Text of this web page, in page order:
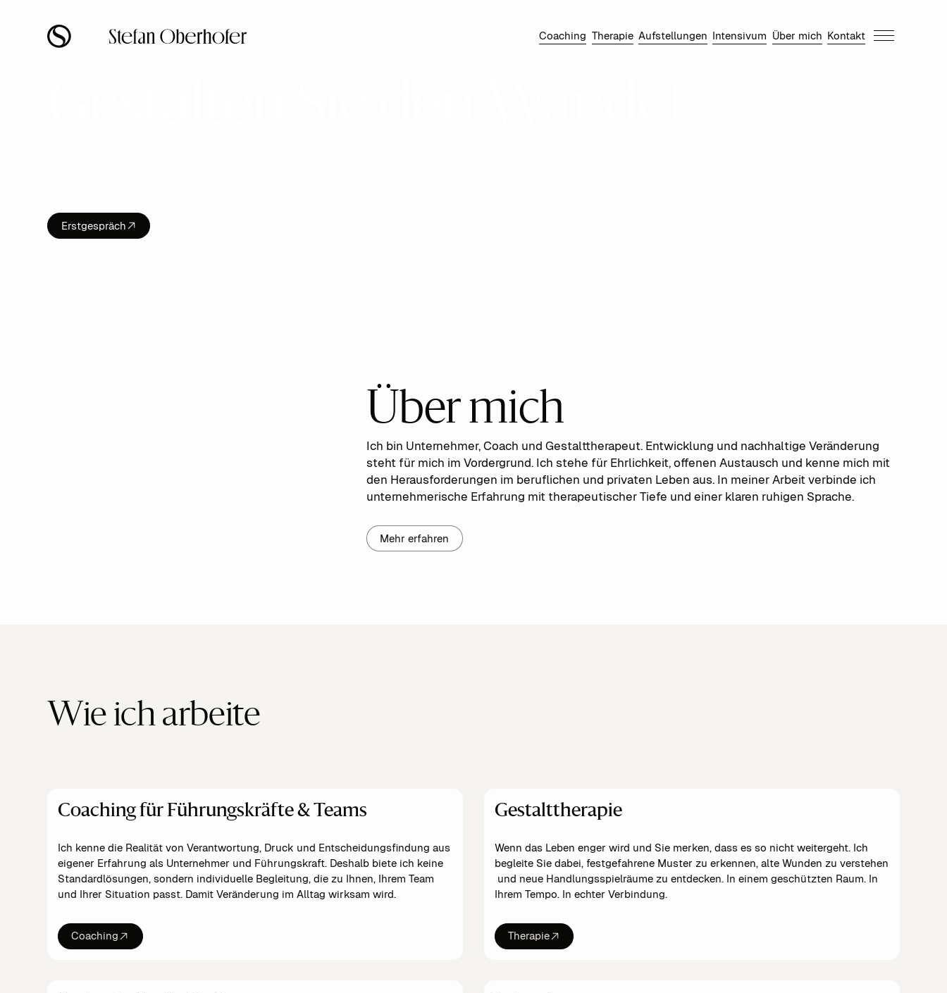
Coaching Therapie Aufstellungen Intensivum Über mich Kontakt
Erstgespräch
Über mich
Ich bin Unternehmer, Coach und Gestalttherapeut. Entwicklung und nachhaltige Veränderung
steht für mich im Vordergrund. Ich stehe für Ehrlichkeit, offenen Austausch und kenne mich mit
den Herausforderungen im beruflichen und privaten Leben aus. In meiner Arbeit verbinde ich
unternehmerische Erfahrung mit therapeutischer Tiefe und einer klaren ruhigen Sprache.
Mehr erfahren
Wie ich arbeite
Coaching für Führungskräfte & Teams
Ich kenne die Realität von Verantwortung, Druck und Entscheidungsfindung aus
eigener Erfahrung als Unternehmer und Führungskraft. Deshalb biete ich keine
Standardlösungen, sondern individuelle Begleitung, die zu Ihnen, Ihrem Team
und Ihrer Situation passt. Damit Veränderung im Alltag wirksam wird.
Coaching
Gestalttherapie
Wenn das Leben enger wird und Sie merken, dass es so nicht weitergeht. Ich
begleite Sie dabei, festgefahrene Muster zu erkennen, alte Wunden zu verstehen
und neue Handlungsspielräume zu entdecken. In einem geschützten Raum. In
Ihrem Tempo. In echter Verbindung.
Therapie